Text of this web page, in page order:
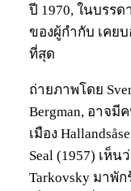
ปี 1970, ในบรร
ของผู้กำกับ เคย
ที่สุด
ถ่ายภาพโดย
Bergman, อาจมี
เมือง
Seal (1957) เห็น
Tarkovsky มาพั